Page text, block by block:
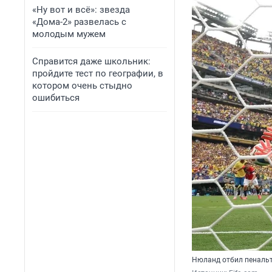
«Ну вот и всё»: звезда
«Дома-2» развелась с
молодым мужем
Справится даже школьник:
пройдите тест по географии, в
котором очень стыдно
ошибиться
Нюланд отбил